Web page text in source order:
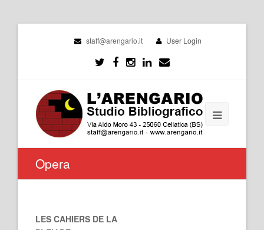
staff@arengario.it User Login
Opera
LES CAHIERS DE LA